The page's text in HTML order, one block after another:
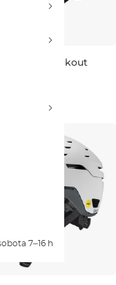
7–16 h
MODBC blackout